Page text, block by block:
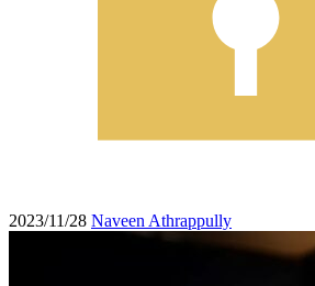
2023/11/28 Naveen Athrappully